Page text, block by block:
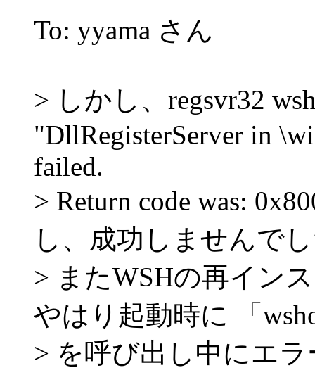
To: yyama さん
> しかし、regsvr32
"DllRegisterServer in
failed.
> Return code was:
し、成功しませんで
> またWSHの再イン
やはり起動時に 「
> を呼び出し中にエ